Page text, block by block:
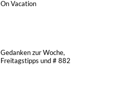
On Vacation
Gedanken zur Woche,
Freitagstipps und # 882